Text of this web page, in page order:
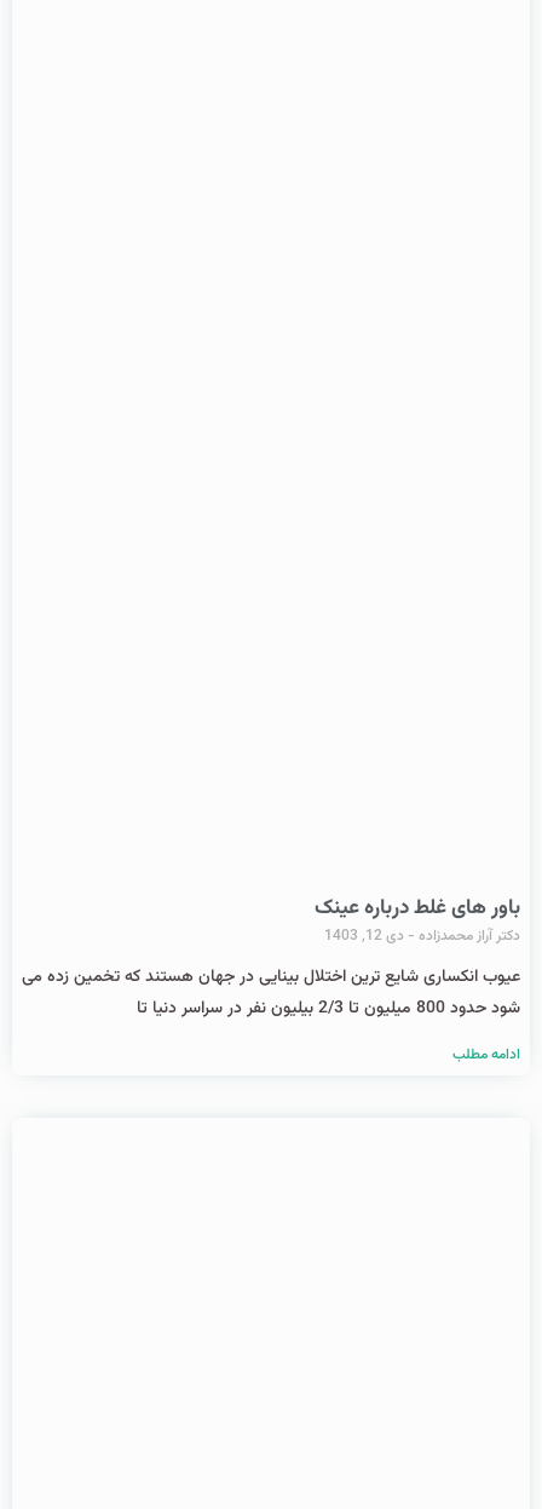
باور های غلط درباره عینک
دکتر آراز محمدزاده دی 12, 1403
عیوب انکساری شایع ترین اختلال بینایی در جهان هستند که تخمین زده می
شود حدود 800 میلیون تا 2/3 بیلیون نفر در سراسر دنیا تا
ادامه مطلب